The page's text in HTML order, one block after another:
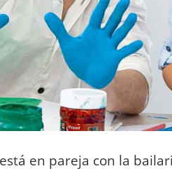
en pareja con la